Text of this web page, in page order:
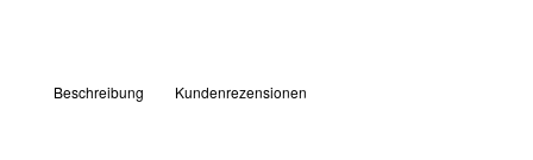
Beschreibung Kundenrezensionen